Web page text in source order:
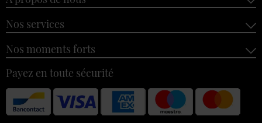
Nos services
Nos moments forts
Payez en toute sécurité